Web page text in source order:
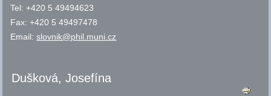
Tel: +420 5 49494623
Fax: +420 5 49497478
Email:slovnik@phil.muni.cz
Dušková, Josefína